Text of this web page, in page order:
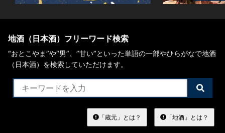
地酒（日本酒）フリーワード検索
“おとこやま”や“男”、”甘い”といった単語の一部やひらがなで地酒
（日本酒）を検索していただけます。
検
索
る
「蔵元」とは？ 「地酒」とは？